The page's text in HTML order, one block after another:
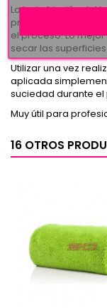
La baja fricción del
provocará ningún
el proceso. Lo
secar las
Utilizar una vez
aplicada
suciedad durante
Muy útil para
16 OTROS